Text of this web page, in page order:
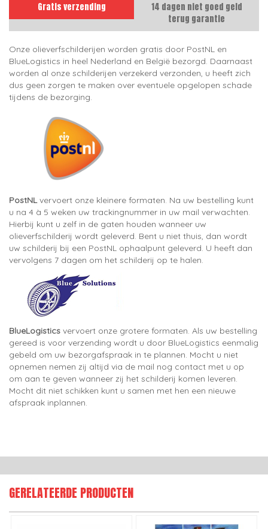
Gratis verzending
14 dagen niet goed geld
terug garantie
Onze olieverfschilderijen worden gratis door PostNL en
BlueLogistics in heel Nederland en België bezorgd. Daarnaast
worden al onze schilderijen verzekerd verzonden, u heeft zich
dus geen zorgen te maken over eventuele opgelopen schade
tijdens de bezorging.
PostNLvervoert onze kleinere formaten. Na uw bestelling kunt
u na 4 à 5 weken uw trackingnummer in uw mail verwachten.
Hierbij kunt u zelf in de gaten houden wanneer uw
olieverfschilderij wordt geleverd. Bent u niet thuis, dan wordt
uw schilderij bij een PostNL ophaalpunt geleverd. U heeft dan
vervolgens 7 dagen om het schilderij op te halen.
BlueLogistics vervoert onze grotere formaten. Als uw bestelling
gereed is voor verzending wordt u door BlueLogistics eenmalig
gebeld om uw bezorgafspraak in te plannen. Mocht u niet
opnemen nemen zij altijd via de mail nog contact met u op
om aan te geven wanneer zij het schilderij komen leveren.
Mocht dit niet schikken kunt u samen met hen een nieuwe
afspraak inplannen.
GERELATEERDE PRODUCTEN